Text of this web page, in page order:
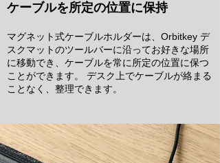
ケーブルを所定の位置に保持
マグネット式ケーブルホルダーは、Orbitkey デ
スクマットのツールバーに沿ってお好きな場所
に移動でき、ケーブルを常に所定の位置に保つ
ことができます。 デスク上でケーブルが絡まる
ことなく、整理できます。